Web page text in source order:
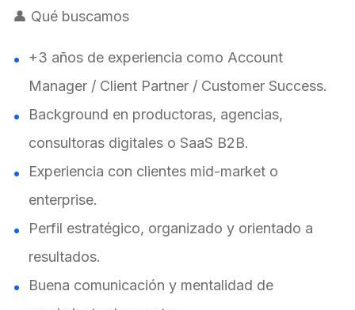
👤 Qué buscamos
+3 años de experiencia como Account
Manager / Client Partner / Customer Success.
Background en productoras, agencias,
consultoras digitales o SaaS B2B.
Experiencia con clientes mid-market o
enterprise.
Perfil estratégico, organizado y orientado a
resultados.
Buena comunicación y mentalidad de